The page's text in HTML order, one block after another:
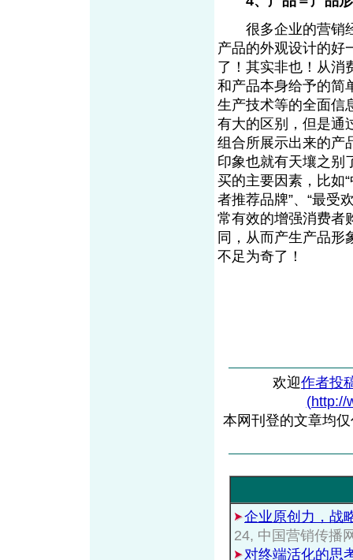
很多企业的营销
产品的外观设计的好
了！其实非也！从消
和产品本身给予的简
生产技术等的全面信
有大的区别，但是通
组合所展示出来的产
印象也就有天壤之别
买的主要因素，比如“
者推荐品牌”、“最受
常有效的增强消费者
同，从而产生产品形
不足为奇了！
欢迎作者投
(http://
本网刊登的文章均
企业原创力，战
24, 中国营销传播
对终端活化的思